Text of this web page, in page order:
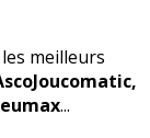
meilleurs
...